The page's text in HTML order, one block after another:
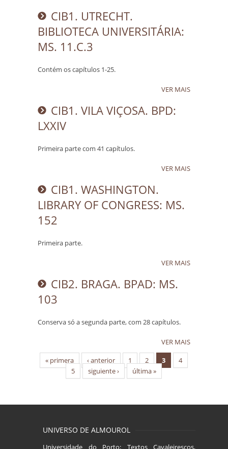
CIB1. UTRECHT.
BIBLIOTECA UNIVERSITÁRIA:
MS. 11.C.3
Contém os capítulos 1-25.
VER MAIS
CIB1. VILA VIÇOSA. BPD:
LXXIV
Primeira parte com 41 capítulos.
VER MAIS
CIB1. WASHINGTON.
LIBRARY OF CONGRESS: MS.
152
Primeira parte.
VER MAIS
CIB2. BRAGA. BPAD: MS.
103
Conserva só a segunda parte, com 28 capítulos.
VER MAIS
Páginas
« primera ‹ anterior 1 2 3
4
5
siguiente › última »
UNIVERSO DE ALMOUROL
Universidade do Porto: Textos Cavaleirescos,